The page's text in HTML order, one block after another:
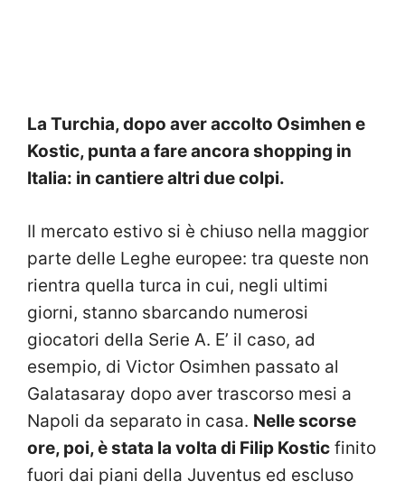
La Turchia, dopo aver accolto Osimhen e
Kostic, punta a fare ancora shopping in
Italia: in cantiere altri due colpi.
Il mercato estivo si è chiuso nella maggior
parte delle Leghe europee: tra queste non
rientra quella turca in cui, negli ultimi
giorni, stanno sbarcando numerosi
giocatori della Serie A. E’ il caso, ad
esempio, di Victor Osimhen passato al
Galatasaray dopo aver trascorso mesi a
Napoli da separato in casa. Nelle scorse
ore, poi, è stata la volta di Filip Kostic finito
fuori dai piani della Juventus ed escluso